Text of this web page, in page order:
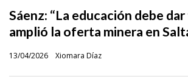
Sáenz: “La educación debe
amplió la oferta minera en
Xiomara Díaz
13/04/2026